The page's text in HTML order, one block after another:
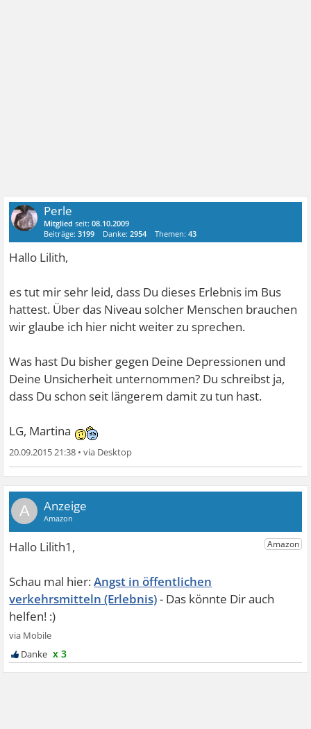
Perle
Mitglied seit:08.10.2009
Beiträge:3199 Danke:2954 Themen:43
Hallo Lilith,
es tut mir sehr leid, dass Du dieses Erlebnis im Bus
hattest. Über das Niveau solcher Menschen brauchen
wir glaube ich hier nicht weiter zu sprechen.
Was hast Du bisher gegen Deine Depressionen und
Deine Unsicherheit unternommen? Du schreibst ja,
dass Du schon seit längerem damit zu tun hast.
LG, Martina
20.09.2015 21:38 •
A
Angst in öffentlichen
verkehrsmitteln (Erlebnis)
x 3